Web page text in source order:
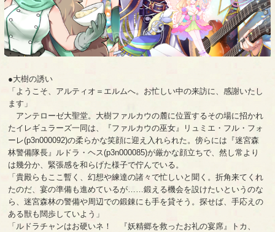
●大樹の誘い
「ようこそ、アルティオ＝エルムへ。お忙しい中の来訪に、感謝いたし
ます」
アンテローゼ大聖堂。大樹ファルカウの麓に位置するその場に招かれ
たイレギュラーズ一同は、『ファルカウの巫女』リュミエ・フル・フォ
ーレ(p3n000092)の柔らかな笑顔に迎え入れられた。傍らには『迷宮森
林警備隊長』ルドラ・ヘス(p3n000085)が厳かな顔立ちで、然し常より
は幾分か、緊張感を和らげた様子で佇んでいる。
「貴殿らもここ暫く、幻想や練達の諸々で忙しいと聞く。折角来てくれ
たのだ、宴の準備も進めているが……鍛える機会を設けたいというのな
ら、迷宮森林の警備や周辺での鍛錬にも手を貸そう。探せば、手応えの
ある獣も闊歩していよう」
「ルドラチャンはお硬いネ！ 『妖精郷を救ったお礼の宴席』トカ、